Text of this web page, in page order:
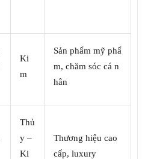
Ki
m
Sản phẩm mỹ phẩ
m, chăm sóc cá n
hân
Thủ
y –
Ki
Thương hiệu cao
cấp, luxury